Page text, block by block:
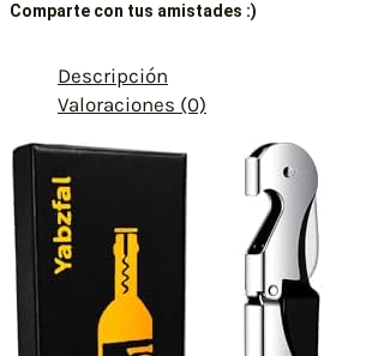
Comparte con tus amistades :)
Descripción
Valoraciones (0)